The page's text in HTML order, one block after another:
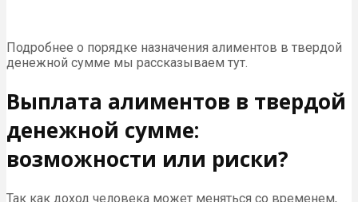
Подробнее о порядке назначения алиментов в твердой
денежной сумме мы рассказываем тут.
Выплата алиментов в твердой
денежной сумме:
возможности или риски?
Так как доход человека может меняться со временем,